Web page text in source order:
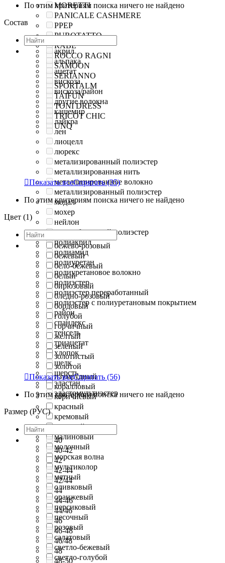
MORETTI
PANICALE CASHMERE
PPEP
PUROTATTO
RABE
ROCCO RAGNI
SAMOON
SERIANNO
SPORTALM
TAIFUN
TONI DRESS
TRICOT CHIC
UNQ
По этим критериям поиска ничего не найдено
Состав
акрил
альпака
ацетат
вискоза
вискоза/район
другие волокна
кашемир
лайкра
лен
лиоцелл
люрекс
метализированный полиэстер
металлизированная нить
металлизированное волокно
металлизированный полиэстер
модал
мохер
нейлон
переработанный полиэстер
полиакрил
полиамид
полиуретан
полиуретановое волокно
полиэстер
полиэстер переработанный
полиэстер с полиуретановым покрытием
район
спандекс
тенсель
триацетат
хлопок
шелк
шерсть
эластан
эластомультиэстер
Показать всеСпрятать(35)
По этим критериям поиска ничего не найдено
Цвет (1)
бежево-розовый
бежевый
бело-бежевый
белый
бирюзовый
бледно-розовый
бордовый
голубой
горчичный
желтый
зеленый
золотистый
золотой
изумрудный
коралловый
коричневый
красный
кремовый
лиловый
малиновый
молочный
морская волна
мультиколор
мятный
оливковый
оранжевый
персиковый
песочный
розовый
салатовый
светло-бежевый
светло-голубой
Показать всеСпрятать (56)
По этим критериям поиска ничего не найдено
Размер (РУС)
40
40-42
42
42-44
42/44
44
44-46
44/46
46
46-48
46/48
48
48-50